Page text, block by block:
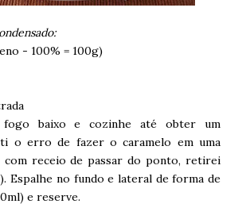
- 100% = 100g)
baixo e cozinhe até obter um
o erro de fazer o caramelo em uma
com receio de passar do ponto, retirei
Espalhe no fundo e lateral de forma de
e reserve.